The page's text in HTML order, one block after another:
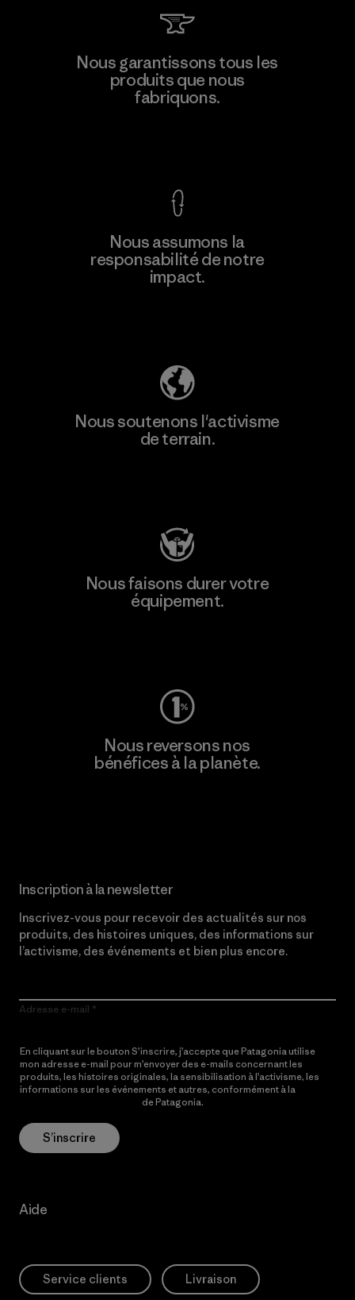
Manufacturing Sportswear Joint
Stock Company - Thai Binh
Nous garantissons tous les
produits que nous
fabriquons.
Nous assumons la
responsabilité de notre
impact.
Nous soutenons l'activisme
de terrain.
Nous faisons durer votre
équipement.
Nous reversons nos
bénéfices à la planète.
Inscription à la newsletter
Inscrivez-vous pour recevoir des actualités sur nos
produits, des histoires uniques, des informations sur
l’activisme, des événements et bien plus encore.
Adresse e-mail
En cliquant sur le bouton S’inscrire, j’accepte que Patagonia utilise
mon adresse e-mail pour m’envoyer des e-mails concernant les
produits, les histoires originales, la sensibilisation à l’activisme, les
informations sur les événements et autres, conformément à la
de Patagonia.
S’inscrire
Aide
Service clients Livraison